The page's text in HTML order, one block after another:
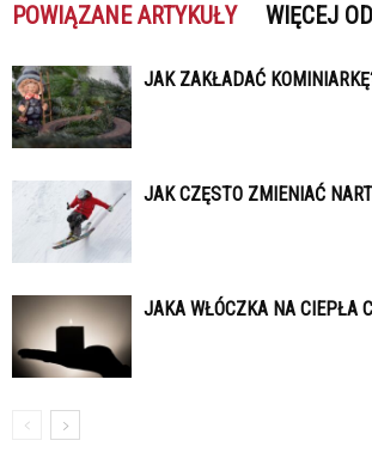
POWIĄZANE ARTYKUŁY WIĘCEJ
JAK ZAKŁADAĆ
JAK CZĘSTO ZMIENIAĆ
JAKA WŁÓCZKA NA CIEPŁA